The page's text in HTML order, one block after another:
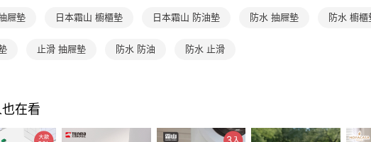
交易，需依本服務之必要範圍
結果請求用戶進行身份認證。
屜墊 日本霜山 櫥櫃墊 日本霜山 防油墊 防水 抽屜墊 防水 櫥櫃
止滑 抽屜墊 防水 防油 防水 止滑
在看